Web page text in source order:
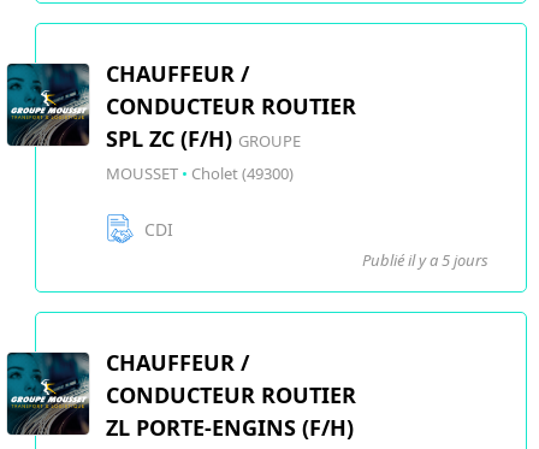
CHAUFFEUR /
CONDUCTEUR ROUTIER
SPL ZC (F/H) GROUPE
MOUSSET • Cholet (49300)
CDI
Publié il y a 5 jours
CHAUFFEUR /
CONDUCTEUR ROUTIER
ZL PORTE-ENGINS (F/H)